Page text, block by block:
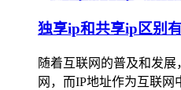
独享ip和共享ip区别有
随着互联网的普及和发
网，而IP地址作为互联